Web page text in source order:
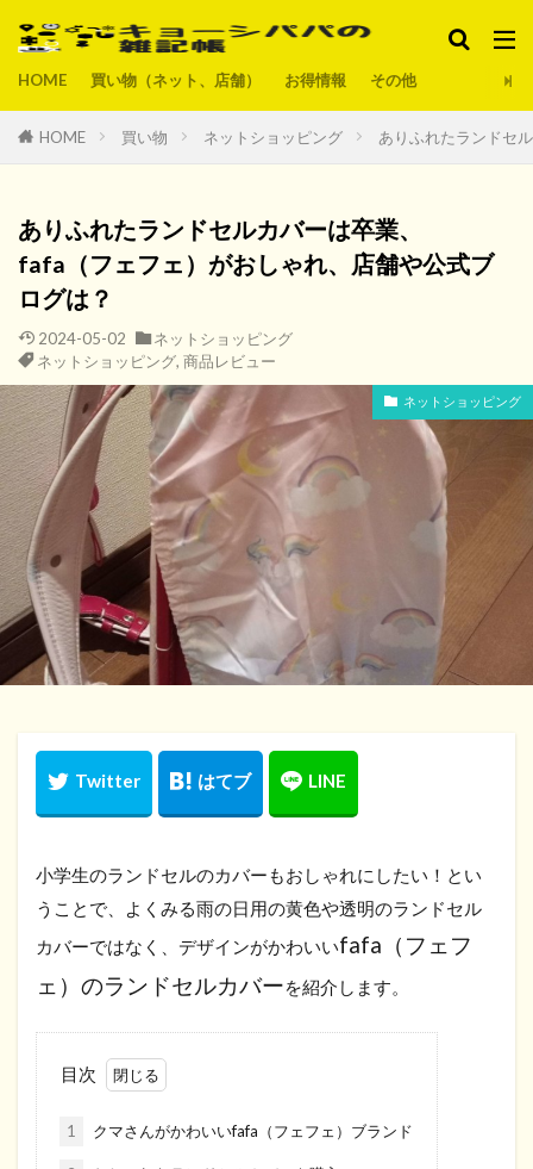
HOME 買い物（ネット、店舗） お得情報 その他
HOME 買い物 ネットショッピング ありふれたランドセ
ありふれたランドセルカバーは卒業、
fafa（フェフェ）がおしゃれ、店舗や公式ブ
ログは？
2024-05-02
ネットショッピング
ネットショッピング, 商品レビュー
ネットショッピング
小学生のランドセルのカバーもおしゃれにしたい！とい
うことで、よくみる雨の日用の黄色や透明のランドセル
カバーではなく、デザインがかわいいfafa（フェフ
ェ）のランドセルカバーを紹介します。
目次
1 クマさんがかわいいfafa（フェフェ）ブランド